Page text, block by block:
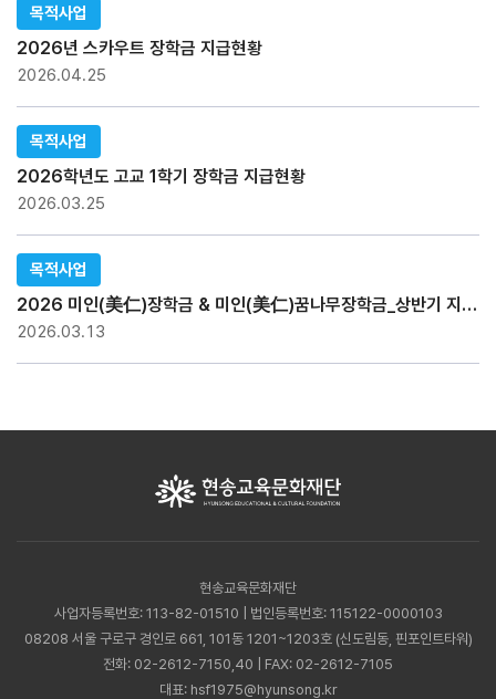
목적사업
2026년 스카우트 장학금 지급현황
2026.04.25
목적사업
2026학년도 고교 1학기 장학금 지급현황
2026.03.25
목적사업
2026 미인(美仁)장학금 & 미인(美仁)꿈나무장학금_상반기 지급현황
2026.03.13
현송교육문화재단
사업자등록번호: 113-82-01510 | 법인등록번호: 115122-0000103
08208 서울 구로구 경인로 661, 101동 1201~1203호 (신도림동, 핀포인트타워)
전화: 02-2612-7150,40 | FAX: 02-2612-7105
대표: hsf1975@hyunsong.kr